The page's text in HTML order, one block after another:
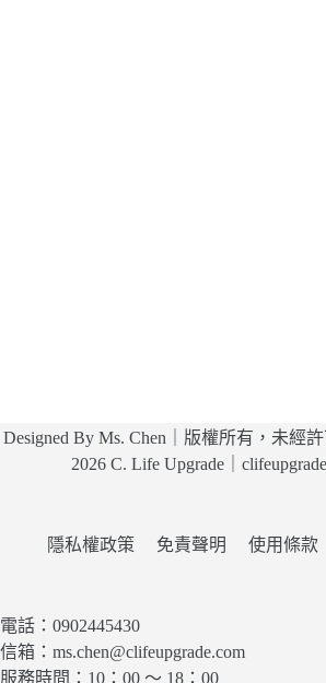
Designed By Ms. Chen｜版權所有，未經
2026 C. Life Upgrade｜
隱私權政策 免責聲明 使用條款
電話：0902445430
信箱：ms.chen@clifeupgrade.com
服務時間：10：00 ～ 18：00